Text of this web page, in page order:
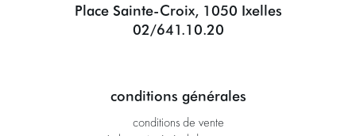
Place Sainte-Croix, 1050 Ixelles
02/641.10.20
conditions générales
conditions de vente